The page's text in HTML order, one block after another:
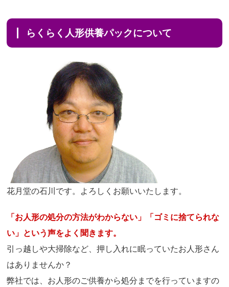
らくらく人形供養パックについて
花月堂の石川です。よろしくお願いいたします。
「お人形の処分の方法がわからない」「ゴミに捨てられな
い」という声をよく聞きます。
引っ越しや大掃除など、押し入れに眠っていたお人形さん
はありませんか？
弊社では、お人形のご供養から処分までを行っていますの